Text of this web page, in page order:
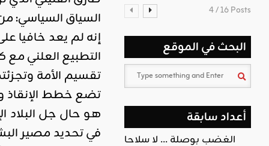
السياق السياسي:
إنه لم يعد خافيا
التطبيع العلني
تقسيم الأمة
تضع خطط الإنقاذ
هو حال جل البلاد
في تحديد مصير
4 / 16 Posts
البحث في الموقع
أعداد سابقة
الغضب بوصلة … لا سلاحا